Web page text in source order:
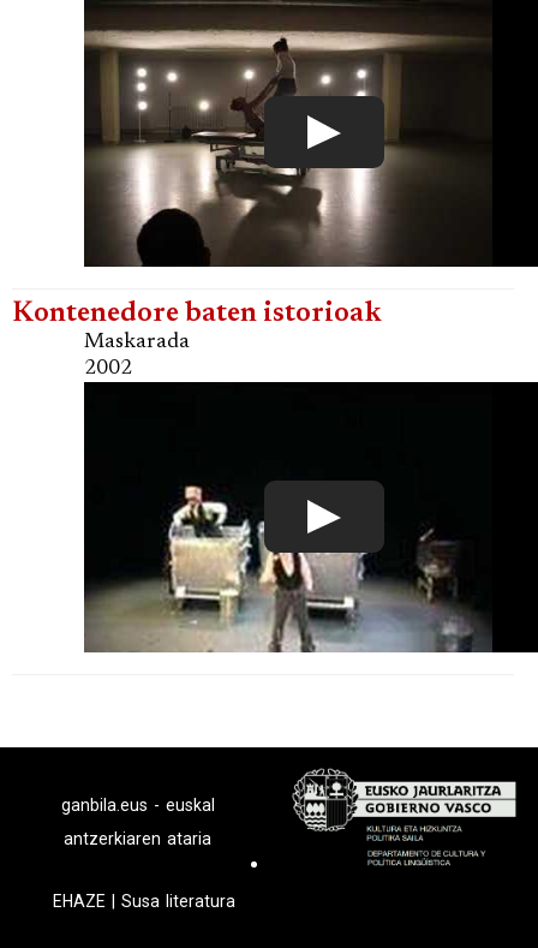
Kontenedore baten istorioak
Maskarada
2002
ganbila.eus - euskal
antzerkiaren ataria
EHAZE | Susa literatura